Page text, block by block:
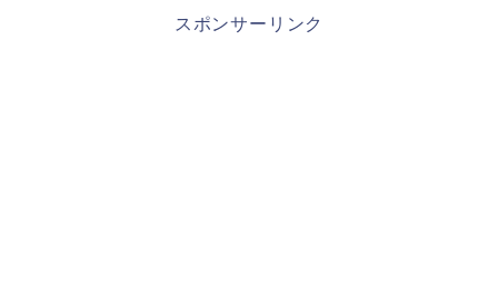
スポンサーリンク